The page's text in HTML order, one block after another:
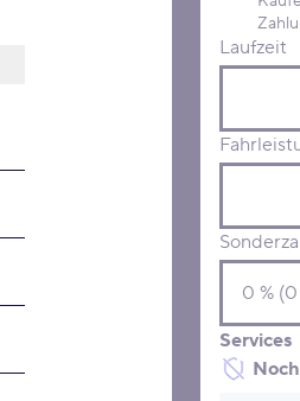
Laufzeit
Services